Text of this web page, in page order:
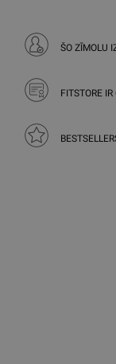
ŠO ZĪMOLU
FITSTORE